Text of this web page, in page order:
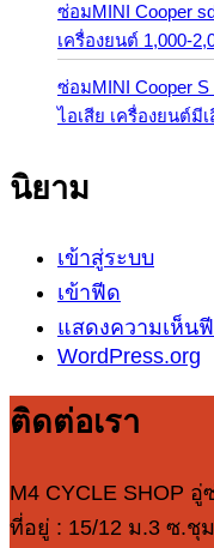
ซ่อมMINI Cooper
เครื่องยนต์ 1,000-
ซ่อมMINI Cooper
ไอเสีย เครื่องยนต์มี
นิยาม
เข้าสู่ระบบ
เข้าฟีด
แสดงความเห็น
WordPress.org
ติดต่อเรา
M4 CYCLE SHOP
ที่อยู่ : 15/12 ม.3 ซ.ชุ